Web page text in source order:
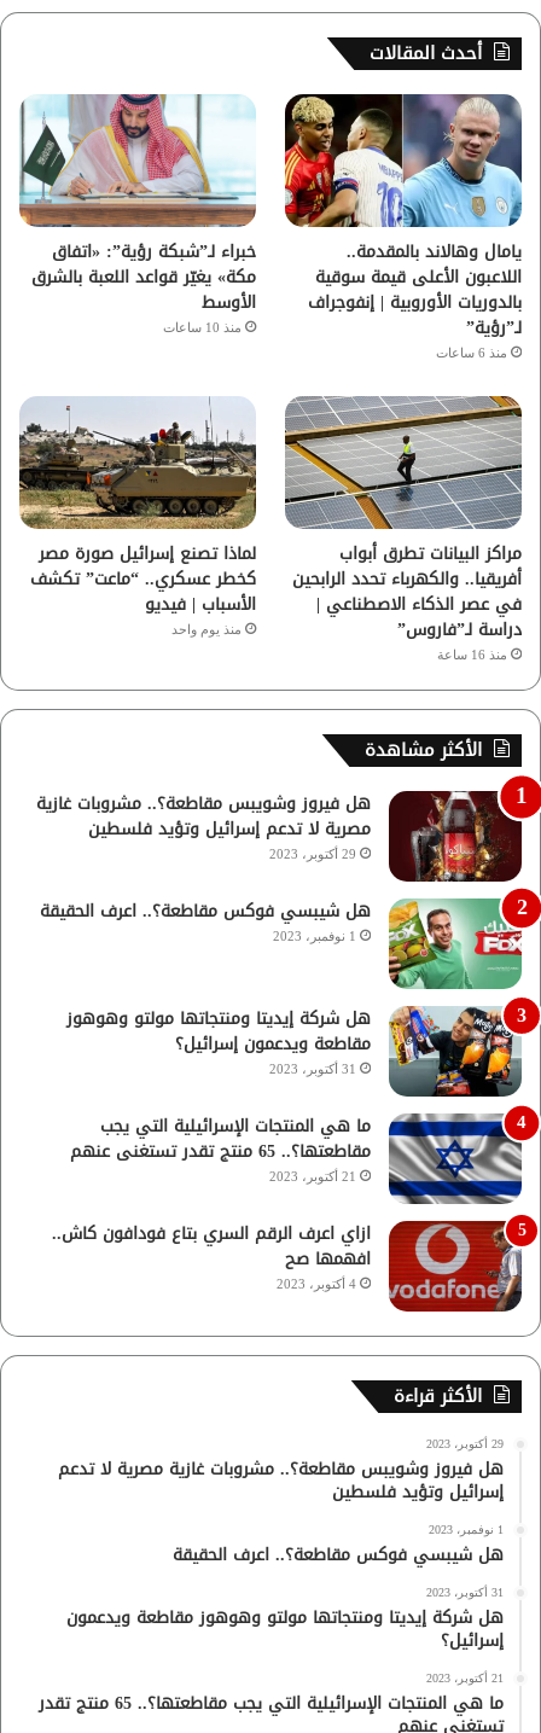
س
ب
و
ك
ي
ب
ت
ق
ر
ا
م
أحدث المقالات
يامال وهالاند بالمقدمة..
اللاعبون الأعلى قيمة سوقية
بالدوريات الأوروبية | إنفوجراف
لـ”رؤية”
منذ 6 ساعات
خبراء لـ”شبكة رؤية”: «اتفاق
مكة» يغيّر قواعد اللعبة بالشرق
الأوسط
منذ 10 ساعات
مراكز البيانات تطرق أبواب
أفريقيا.. والكهرباء تحدد الرابحين
في عصر الذكاء الاصطناعي |
دراسة لـ”فاروس”
منذ 16 ساعة
لماذا تصنع إسرائيل صورة مصر
كخطر عسكري.. “ماعت” تكشف
الأسباب | فيديو
منذ يوم واحد
الأكثر مشاهدة
هل فيروز وشويبس مقاطعة؟.. مشروبات غازية
مصرية لا تدعم إسرائيل وتؤيد فلسطين
29 أكتوبر، 2023
هل شيبسي فوكس مقاطعة؟.. اعرف الحقيقة
1 نوفمبر، 2023
هل شركة إيديتا ومنتجاتها مولتو وهوهوز
مقاطعة ويدعمون إسرائيل؟
31 أكتوبر، 2023
ما هي المنتجات الإسرائيلية التي يجب
مقاطعتها؟.. 65 منتج تقدر تستغنى عنهم
21 أكتوبر، 2023
ازاي اعرف الرقم السري بتاع فودافون كاش..
افهمها صح
4 أكتوبر، 2023
الأكثر قراءة
29 أكتوبر، 2023
هل فيروز وشويبس مقاطعة؟.. مشروبات غازية مصرية لا تدعم
إسرائيل وتؤيد فلسطين
1 نوفمبر، 2023
هل شيبسي فوكس مقاطعة؟.. اعرف الحقيقة
31 أكتوبر، 2023
هل شركة إيديتا ومنتجاتها مولتو وهوهوز مقاطعة ويدعمون
إسرائيل؟
21 أكتوبر، 2023
ما هي المنتجات الإسرائيلية التي يجب مقاطعتها؟.. 65 منتج تقدر